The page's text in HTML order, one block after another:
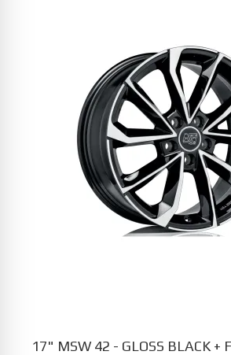
17" MSW 42 - GLOSS BLACK +